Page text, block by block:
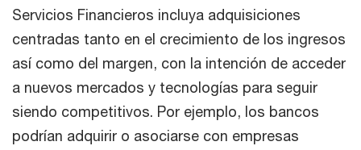
Servicios Financieros incluya adquisiciones
centradas tanto en el crecimiento de los ingresos
así como del margen, con la intención de acceder
a nuevos mercados y tecnologías para seguir
siendo competitivos. Por ejemplo, los bancos
podrían adquirir o asociarse con empresas